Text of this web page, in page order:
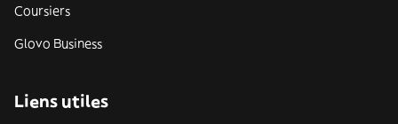
Coursiers
Glovo Business
Liens utiles